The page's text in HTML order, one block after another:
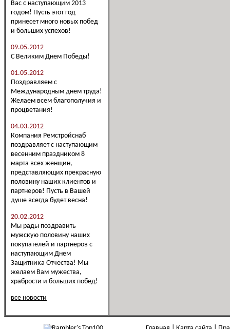
Вас с наступающим 2013
годом! Пусть этот год
принесет много новых побед
и больших успехов!
09.05.2012
С Великим Днем Победы!
01.05.2012
Поздравляем с
Международным днем труда!
Желаем всем благополучия и
процветания!
04.03.2012
Компания Ремстройснаб
поздравляет с наступающим
весенним праздником 8
марта всех женщин,
представляющих прекрасную
половину наших клиентов и
партнеров! Пусть в Вашей
душе всегда будет весна!
20.02.2012
Мы рады поздравить
мужскую половину наших
покупателей и партнеров с
наступающим Днем
Защитника Отчества! Мы
желаем Вам мужества,
храбрости и больших побед!
все новости